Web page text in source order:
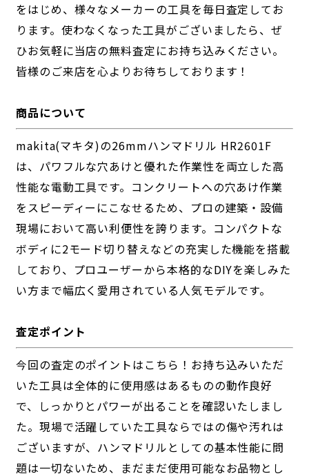
をはじめ、様々なメーカーの工具を毎日査定してお
ります。使わなくなった工具がございましたら、ぜ
ひお気軽に当店の無料査定にお持ち込みください。
皆様のご来店を心よりお待ちしております！
商品について
makita(マキタ)の26mmハンマドリル HR2601F
は、パワフルな穴あけと優れた作業性を両立した高
性能な電動工具です。コンクリートへの穴あけ作業
をスピーディーにこなせるため、プロの建築・設備
現場において高い利便性を誇ります。コンパクトな
ボディに2モード切り替えなどの充実した機能を搭載
しており、プロユーザーから本格的なDIYを楽しみた
い方まで幅広く愛用されている人気モデルです。
査定ポイント
今回の査定のポイントはこちら！お持ち込みいただ
いた工具は全体的に使用感はあるものの動作良好
で、しっかりとパワーが出ることを確認いたしまし
た。現場で活躍していた工具ならではの傷や汚れは
ございますが、ハンマドリルとしての基本性能に問
題は一切ないため、まだまだ使用可能なお品物とし